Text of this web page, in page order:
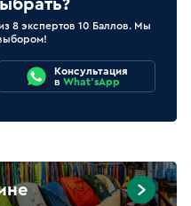
8 экспертов 10 Баллов. Мы
Консультация
в What'sApp